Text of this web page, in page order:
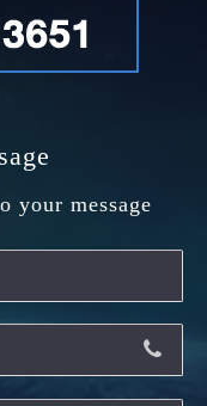
your message